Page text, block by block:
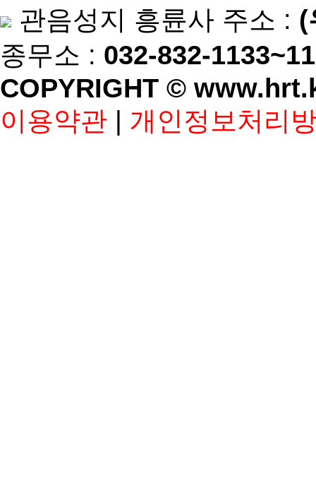
관음성지 흥륜사 주소 : (
종무소 : 032-832-
COPYRIGHT ©
이용약관 | 개인정보처리